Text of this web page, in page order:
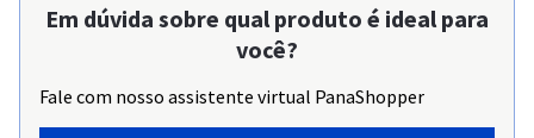
Em dúvida sobre qual produto é ideal para
você?
Fale com nosso assistente virtual PanaShopper